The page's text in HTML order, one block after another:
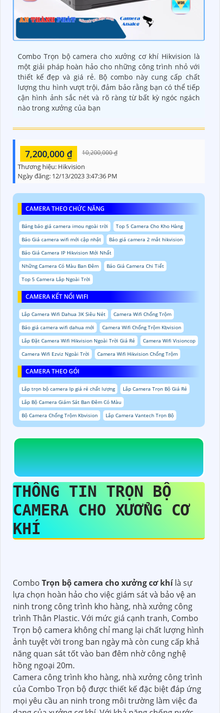
Combo Trọn bộ camera cho xưởng cơ khí Hikvision là
một giải pháp hoàn hảo cho những công trình nhỏ với
thiết kế đẹp và giá rẻ. Bộ combo này cung cấp chất
lượng thu hình vượt trội, đảm bảo rằng bạn có thể tiếp
cận hình ảnh sắc nét và rõ ràng từ bất kỳ ngóc ngách
nào trong xưởng của bạn
7,200,000 ₫ 10,200,000 ₫
Thương hiệu: Hikvision
Ngày đăng: 12/13/2023 3:47:36 PM
CAMERA THEO CHỨC NĂNG
Bảng báo giá camera imou ngoài trời
Top 5 Camera Cho Kho Hàng
Báo Giá camera wifi mới cập nhật
Báo giá camera 2 mắt hikvision
Báo Giá Camera IP Hikvision Mới Nhất
Những Camera Có Màu Ban Đêm
Báo Giá Camera Chi Tiết
Top 5 Camera Lắp Ngoài Trời
CAMERA KẾT NỐI WIFI
Lắp Camera Wifi Dahua 3K Siêu Nét
Camera Wifi Chống Trộm
Báo giá camera wifi dahua mới
Camera Wifi Chống Trộm Kbvision
Lắp Đặt Camera Wifi Hikvision Ngoài Trời Giá Rẻ
Camera Wifi Visioncop
Camera Wifi Ezviz Ngoài Trời
Camera Wifi Hikvision Chống Trộm
CAMERA THEO GÓI
Lắp trọn bộ camera Ip giá rẻ chất lượng
Lắp Camera Trọn Bộ Giá Rẻ
Lắp Bộ Camera Giám Sát Ban Đêm Có Màu
Bộ Camera Chống Trộm Kbvision
Lắp Camera Vantech Trọn Bộ
THÔNG TIN TRỌN BỘ
CAMERA CHO XƯỞNG CƠ
KHÍ
Combo Trọn bộ camera cho xưởng cơ khílà sự
lựa chọn hoàn hảo cho việc giám sát và bảo vệ an
ninh trong công trình kho hàng, nhà xưởng công
trình Thân Plastic. Với mức giá cạnh tranh, Combo
Trọn bộ camera không chỉ mang lại chất lượng hình
ảnh tuyệt vời trong ban ngày mà còn cung cấp khả
năng quan sát tốt vào ban đêm nhờ công nghệ
hồng ngoại 20m.
Camera công trình kho hàng, nhà xưởng công trình
của Combo Trọn bộ được thiết kế đặc biệt đáp ứng
mọi yêu cầu an ninh trong môi trường làm việc đa